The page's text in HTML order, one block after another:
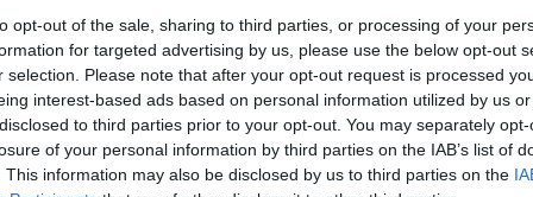
opt-out of the sale, sharing to third parties, or processing of your
for targeted advertising by us, please use the below opt-out
selection. Please note that after your opt-out request is processed
interest-based ads based on personal information utilized by us
to third parties prior to your opt-out. You may separately
of your personal information by third parties on the IAB’s list of
This information may also be disclosed by us to third parties on the
die desaströsen Brände 2015 ausgelöste
Leben. Die Regierung aber bestätigte offiziell nur
dass der anhaltende Smog aufgrund der Brände
Krankheitsverlauf verschlechtern könnte. Und
das Omnibus-Gesetz, das jeglichen Schutz vor